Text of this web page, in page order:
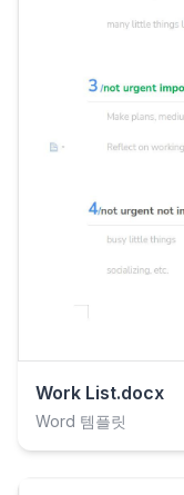
Work List.docx
Word 템플릿